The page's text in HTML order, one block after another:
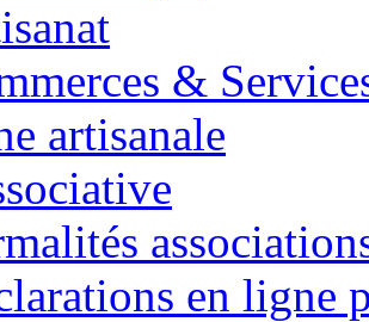
&
artisanale
en ligne